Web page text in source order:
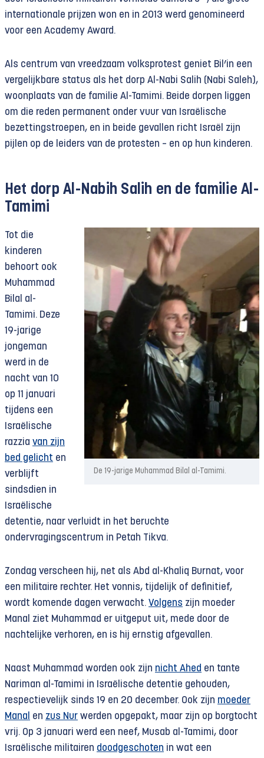
internationale prijzen won en in 2013 werd genomineerd
voor een Academy Award.
Als centrum van vreedzaam volksprotest geniet Bil’in een
vergelijkbare status als het dorp Al-Nabi Salih (Nabi Saleh),
woonplaats van de familie Al-Tamimi. Beide dorpen liggen
om die reden permanent onder vuur van Israëlische
bezettingstroepen, en in beide gevallen richt Israël zijn
pijlen op de leiders van de protesten – en op hun kinderen.
Het dorp Al-Nabih Salih en de familie Al-
Tamimi
De 19-jarige Muhammad Bilal al-Tamimi.
Tot die
kinderen
behoort ook
Muhammad
Bilal al-
Tamimi. Deze
19-jarige
jongeman
werd in de
nacht van 10
op 11 januari
tijdens een
Israëlische
razzia van zijn
bed gelicht en
verblijft
sindsdien in
Israëlische
detentie, naar verluidt in het beruchte
ondervragingscentrum in Petah Tikva.
Zondag verscheen hij, net als Abd al-Khaliq Burnat, voor
een militaire rechter. Het vonnis, tijdelijk of definitief,
wordt komende dagen verwacht. Volgens zijn moeder
Manal ziet Muhammad er uitgeput uit, mede door de
nachtelijke verhoren, en is hij ernstig afgevallen.
Naast Muhammad worden ook zijn nicht Ahed en tante
Nariman al-Tamimi in Israëlische detentie gehouden,
respectievelijk sinds 19 en 20 december. Ook zijn moeder
Manal en zus Nur werden opgepakt, maar zijn op borgtocht
vrij. Op 3 januari werd een neef, Musab al-Tamimi, door
Israëlische militairen doodgeschoten in wat een